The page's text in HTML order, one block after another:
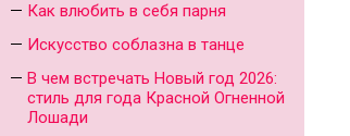
Как влюбить в себя парня
Искусство соблазна в танце
В чем встречать Новый год 2026:
стиль для года Красной Огненной
Лошади